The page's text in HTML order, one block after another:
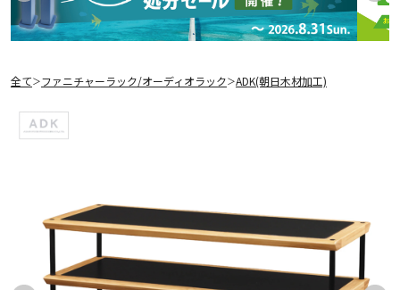
全て＞ファニチャーラック/オーディオラック＞ADK(朝日木材加工)